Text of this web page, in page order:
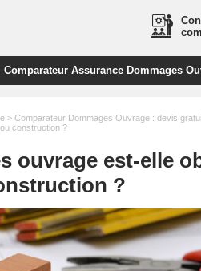
Comparateur Assurance Dommages
> Comparateur Dommages Ouvrage : devis
construction ?
ouvrage est-elle
?